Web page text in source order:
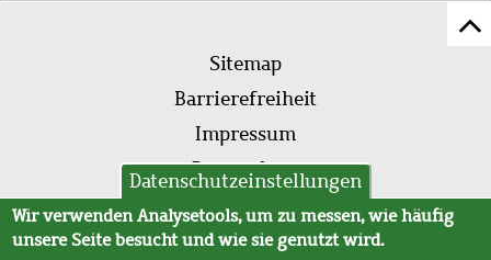
Fußleistenmenü
Sitemap
Barrierefreiheit
Impressum
Datenschutz
AVB
Datenschutzeinstellungen
Wir verwenden Analysetools, um zu messen, wie häufig
unsere Seite besucht und wie sie genutzt wird.